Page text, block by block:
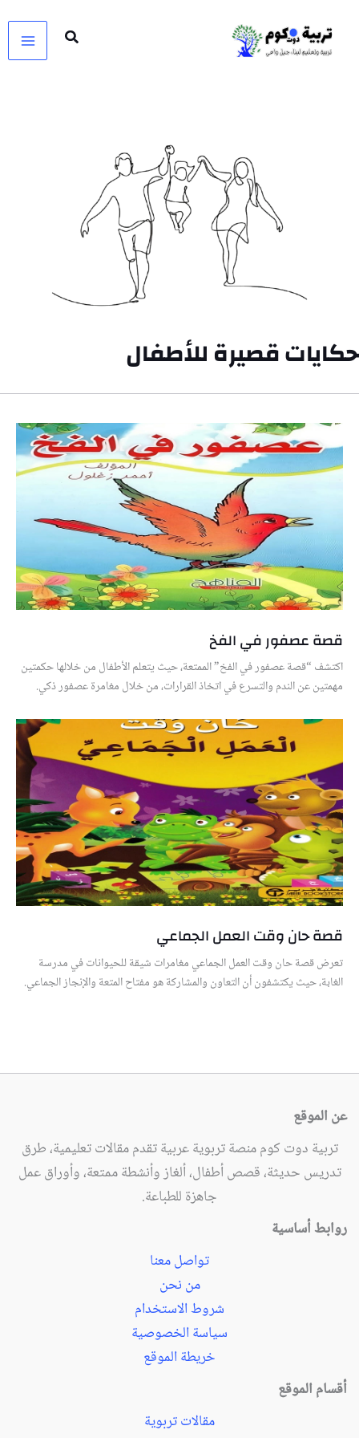
المحتوى
حكايات قصيرة للأطفال
قصة عصفور في الفخ
اكتشف “قصة عصفور في الفخ” الممتعة، حيث يتعلم الأطفال من خلالها حكمتين
مهمتين عن الندم والتسرع في اتخاذ القرارات، من خلال مغامرة عصفور ذكي.
قصة حان وقت العمل الجماعي
تعرض قصة حان وقت العمل الجماعي مغامرات شيقة للحيوانات في مدرسة
الغابة، حيث يكتشفون أن التعاون والمشاركة هو مفتاح المتعة والإنجاز الجماعي.
عن الموقع
تربية دوت كوم منصة تربوية عربية تقدم مقالات تعليمية، طرق
تدريس حديثة، قصص أطفال، ألغاز وأنشطة ممتعة، وأوراق عمل
جاهزة للطباعة.
روابط أساسية
تواصل معنا
من نحن
شروط الاستخدام
سياسة الخصوصية
خريطة الموقع
أقسام الموقع
مقالات تربوية